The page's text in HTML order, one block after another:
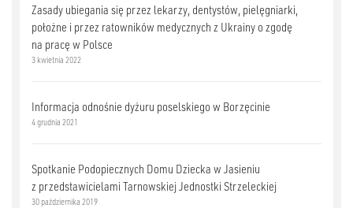
Zasady ubiegania się przez lekarzy, dentystów, pielęgniarki,
położne i przez ratowników medycznych z Ukrainy o zgodę
na pracę w Polsce
3 kwietnia 2022
Informacja odnośnie dyżuru poselskiego w Borzęcinie
4 grudnia 2021
Spotkanie Podopiecznych Domu Dziecka w Jasieniu
z przedstawicielami Tarnowskiej Jednostki Strzeleckiej
30 października 2019